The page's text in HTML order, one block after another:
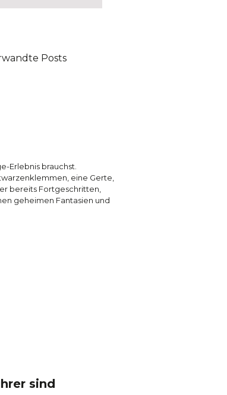
Posts
Erlebnis brauchst.
eine Gerte,
bereits Fortgeschritten,
geheimen Fantasien und
sind